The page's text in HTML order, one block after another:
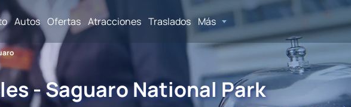
Autos Ofertas Atracciones Traslados Más
- Saguaro National Park